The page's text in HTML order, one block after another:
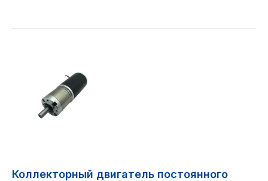
Коллекторный двигатель постоянного